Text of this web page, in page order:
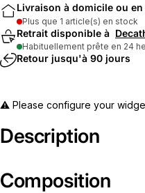
Livraison à domicile ou
Plus que 1 article(s) en stock
Retrait disponible à
Habituellement prête en 24
Retour jusqu'à 90 jours
⚠️ Please configure your
Description
Composition